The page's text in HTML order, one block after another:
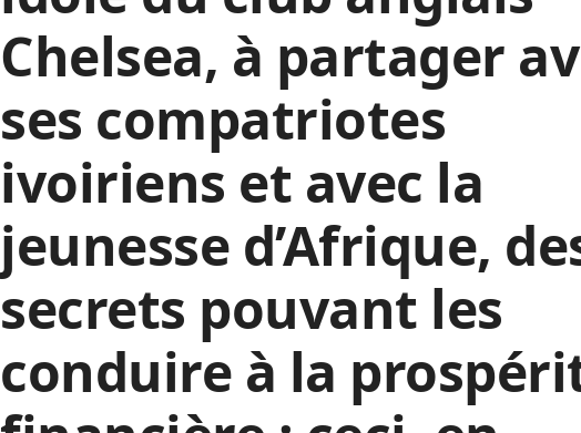
Chelsea, à partager
ses compatriotes
ivoiriens et avec la
jeunesse d’Afrique,
secrets pouvant les
conduire à la